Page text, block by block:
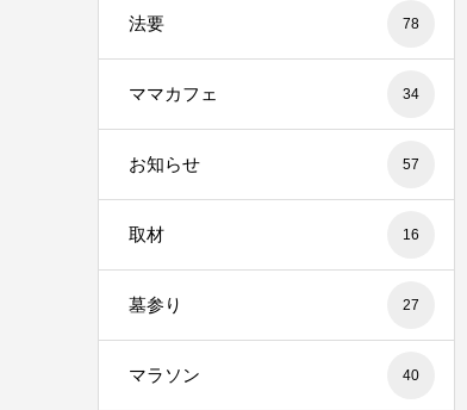
法要 78
ママカフェ 34
お知らせ 57
取材 16
墓参り 27
マラソン 40